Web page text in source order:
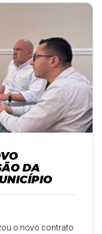
DA
o novo contrato